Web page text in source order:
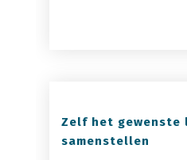
Zelf het gewenste
samenstellen